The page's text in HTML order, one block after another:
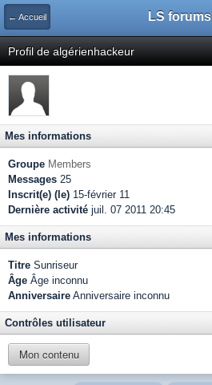
← Accueil LS forums
Profil de algérienhackeur
Mes informations
Groupe Members
Messages 25
Inscrit(e) (le) 15-février 11
Dernière activité juil. 07 2011 20:45
Mes informations
Titre Sunriseur
Âge Âge inconnu
Anniversaire Anniversaire inconnu
Contrôles utilisateur
Mon contenu